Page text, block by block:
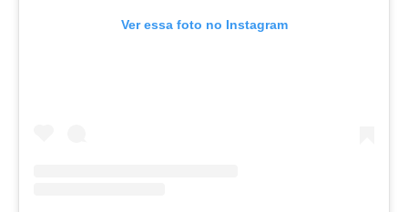
Ver essa foto no Instagram